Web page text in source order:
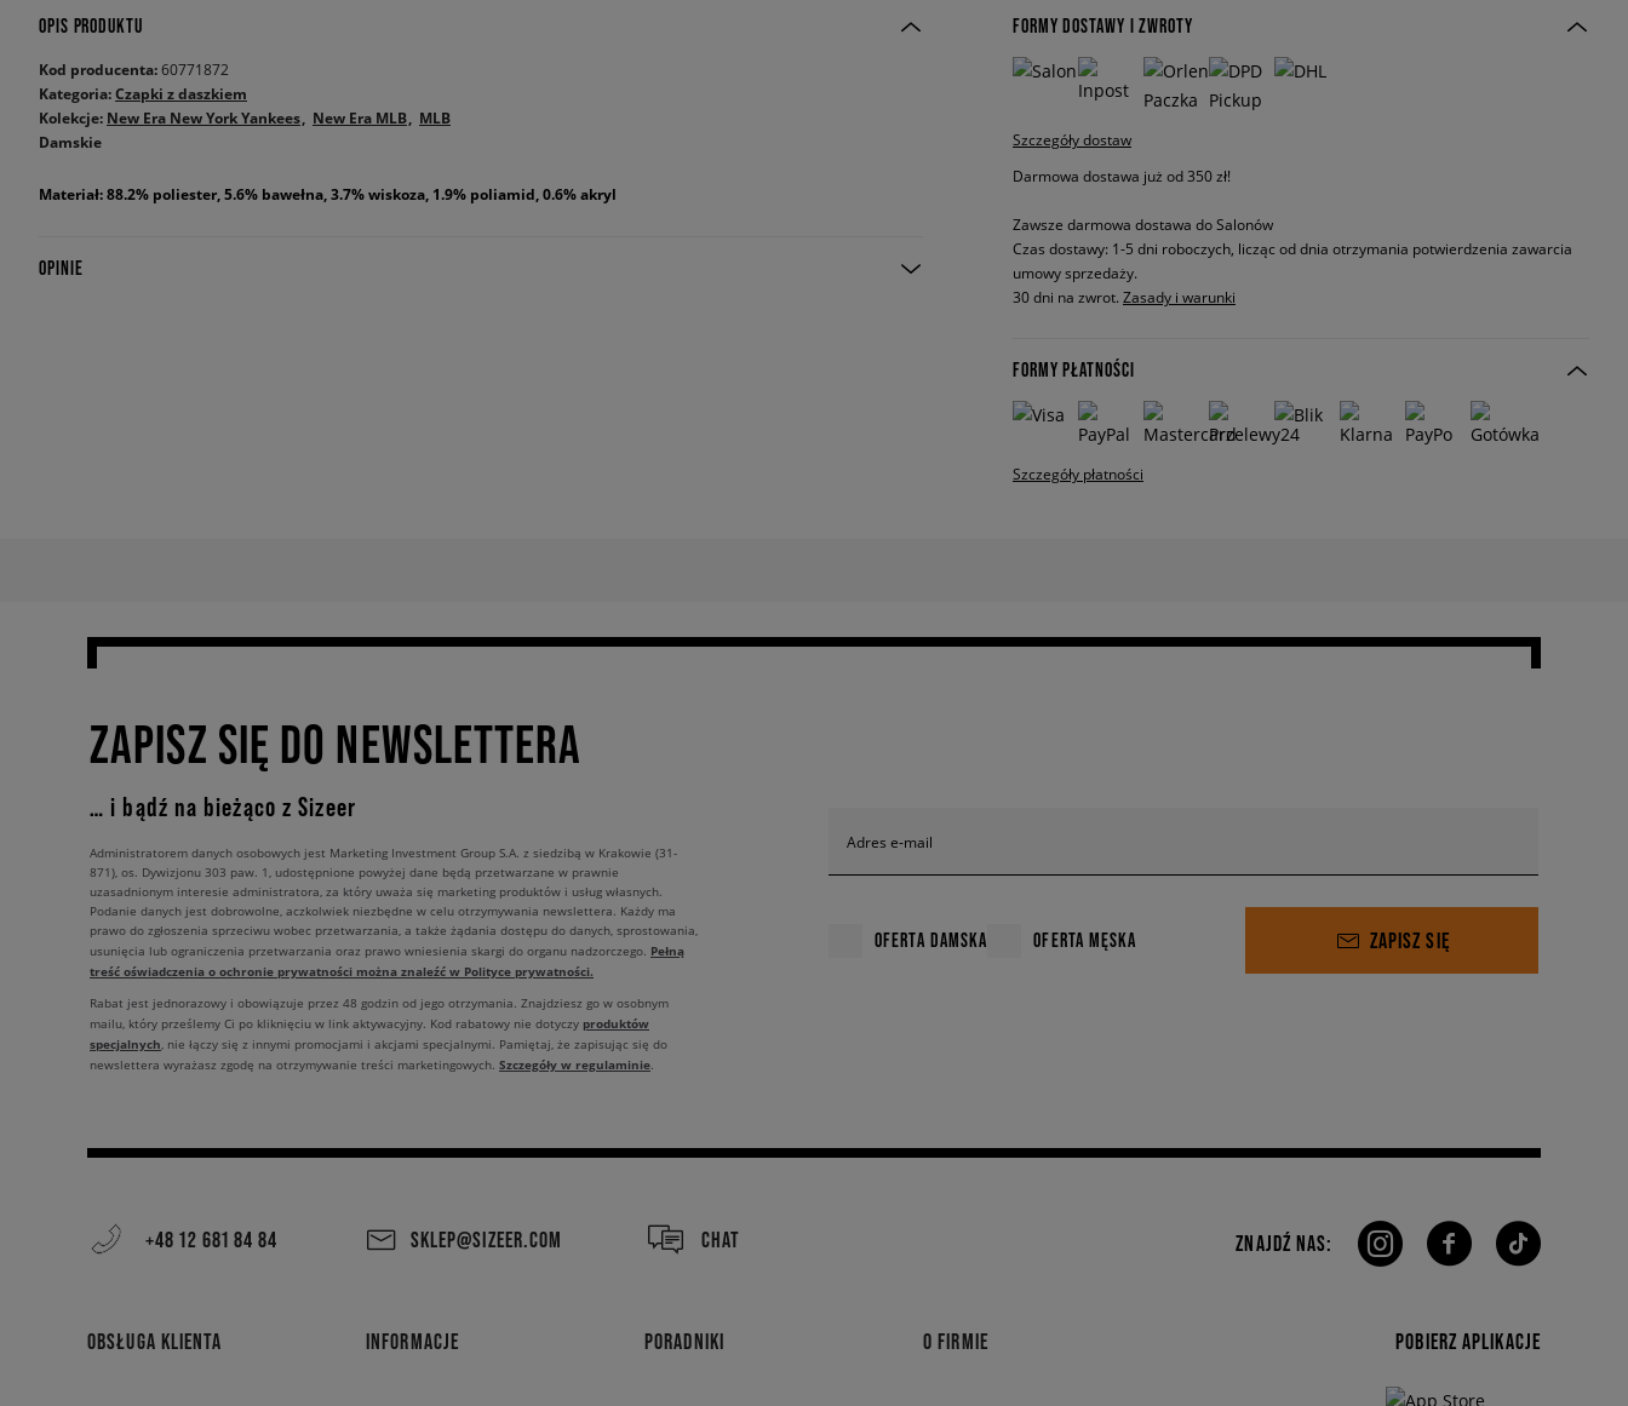
OPIS PRODUKTU
Kod producenta:60771872
Kategoria:Czapki z daszkiem
Kolekcje: New Era New York Yankees New Era MLB
MLB
Damskie
Materiał: 88.2% poliester, 5.6% bawełna, 3.7% wiskoza, 1.9% poliamid, 0.6% akryl
OPINIE
FORMY DOSTAWY I ZWROTY
Szczegóły dostaw
Darmowa dostawa już od 350 zł!
Zawsze darmowa dostawa do Salonów
Czas dostawy: 1-5 dni roboczych, licząc od dnia otrzymania potwierdzenia zawarcia
umowy sprzedaży.
30 dni na zwrot. Zasady i warunki
FORMY PŁATNOŚCI
Szczegóły płatności
ZAPISZ SIĘ DO NEWSLETTERA
… i bądź na bieżąco z Sizeer
Adres e-mail
OFERTA DAMSKA OFERTA MĘSKA ZAPISZ SIĘ
Administratorem danych osobowych jest Marketing Investment Group S.A. z siedzibą w Krakowie (31-
871), os. Dywizjonu 303 paw. 1, udostępnione powyżej dane będą przetwarzane w prawnie
uzasadnionym interesie administratora, za który uważa się marketing produktów i usług własnych.
Podanie danych jest dobrowolne, aczkolwiek niezbędne w celu otrzymywania newslettera. Każdy ma
prawo do zgłoszenia sprzeciwu wobec przetwarzania, a także żądania dostępu do danych, sprostowania,
usunięcia lub ograniczenia przetwarzania oraz prawo wniesienia skargi do organu nadzorczego. Pełną
treść oświadczenia o ochronie prywatności można znaleźć w Polityce prywatności.
Rabat jest jednorazowy i obowiązuje przez 48 godzin od jego otrzymania. Znajdziesz go w osobnym
mailu, który prześlemy Ci po kliknięciu w link aktywacyjny. Kod rabatowy nie dotyczy produktów
specjalnych, nie łączy się z innymi promocjami i akcjami specjalnymi. Pamiętaj, że zapisując się do
newslettera wyrażasz zgodę na otrzymywanie treści marketingowych. Szczegóły w regulaminie.
+48 12 681 84 84 SKLEP@SIZEER.COM CHAT
OBSŁUGA KLIENTA INFORMACJE PORADNIKI O FIRMIE
ZNAJDŹ NAS:
POBIERZ APLIKACJE